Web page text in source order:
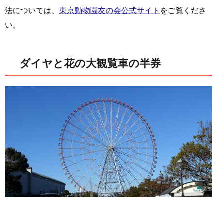
法については、 東京動物園友の会公式サイト をご覧くださ
い。
ダイヤと花の大観覧車の半券